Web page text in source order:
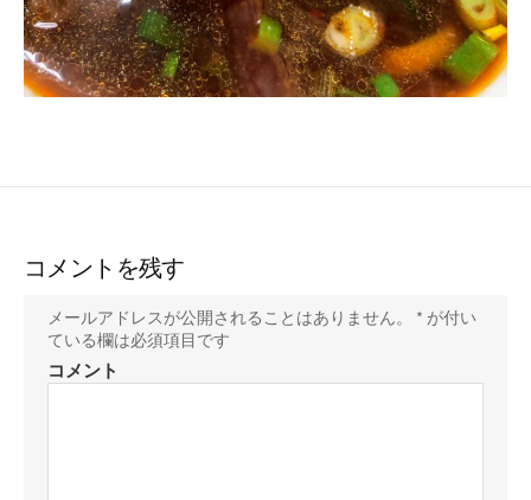
コメントを残す
メールアドレスが公開されることはありません。 * が付い
ている欄は必須項目です
コメント